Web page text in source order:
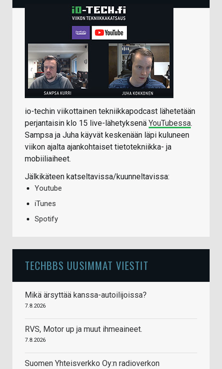
io-techin viikottainen tekniikkapodcast lähetetään
perjantaisin klo 15 live-lähetyksenä YouTubessa.
Sampsa ja Juha käyvät keskenään läpi kuluneen
viikon ajalta ajankohtaiset tietotekniikka- ja
mobiiliaiheet.
Jälkikäteen katseltavissa/kuunneltavissa:
Youtube
iTunes
Spotify
TECHBBS UUSIMMAT VIESTIT
Mikä ärsyttää kanssa-autoilijoissa?
7.8.2026
RVS, Motor up ja muut ihmeaineet.
7.8.2026
Suomen Yhteisverkko Oy:n radioverkon